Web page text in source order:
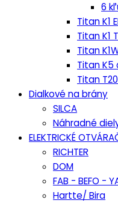
6
Titan K1
Titan K1
Titan
Titan K5
Titan
Dialkové na brány
SILCA
Náhradné
ELEKTRICKÉ
RICHTER
DOM
FAB - BEFO -
Hartte/ Bira